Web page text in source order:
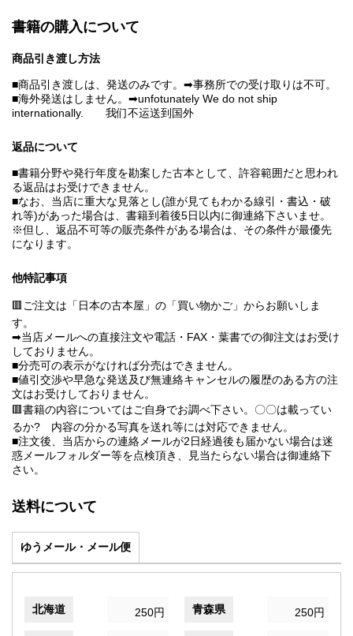
書籍の購入について
商品引き渡し方法
■商品引き渡しは、発送のみです。➡事務所での受け取りは不可。
■海外発送はしません。➡unfotunately We do not ship
internationally. 我们不运送到国外
返品について
■書籍分野や発行年度を勘案した古本として、許容範囲だと思われ
る返品はお受けできません。
■なお、当店に重大な見落とし(誰が見てもわかる線引・書込・破
れ等)があった場合は、書籍到着後5日以内に御連絡下さいませ。
※但し、返品不可等の販売条件がある場合は、その条件が最優先
になります。
他特記事項
🟥ご注文は「日本の古本屋」の「買い物かご」からお願いしま
す。
➡当店メールへの直接注文や電話・FAX・葉書での御注文はお受け
しておりません。
■分売可の表示がなければ分売はできません。
■値引交渉や早急な発送及び無連絡キャンセルの履歴のある方の注
文はお受けしておりません。
🟥書籍の内容についてはご自身でお調べ下さい。〇〇は載ってい
るか? 内容の分かる写真を送れ等には対応できません。
■注文後、当店からの連絡メールが2日経過後も届かない場合は迷
惑メールフォルダー等を点検頂き、見当たらない場合は御連絡下
さい。
送料について
ゆうメール・メール便
北海道 250円 青森県 250円